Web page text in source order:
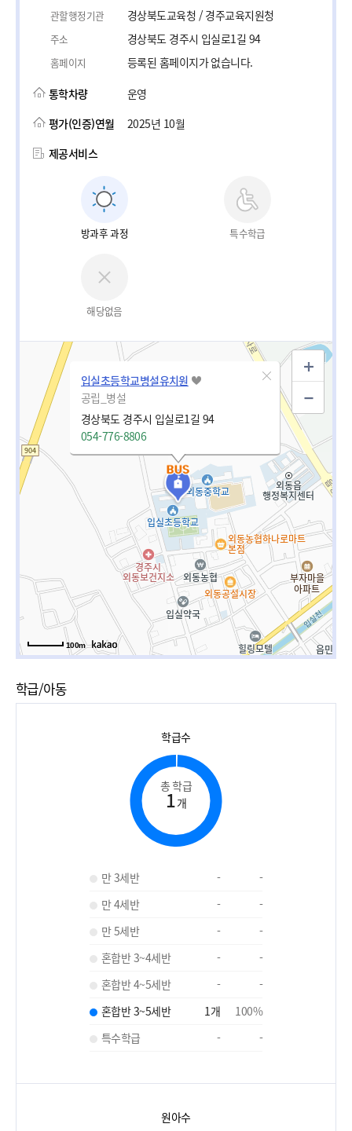
관할행정기관 경상북도교육청 / 경주교육지원청
주소 경상북도 경주시 입실로1길 94
홈페이지
등록된 홈페이지가 없습니다.
통학차량
운영
평가(인증)연월
2025년 10월
제공서비스
방과후 과정 특수학급
해당없음
입실초등학교병설유치원
공립_병설
경상북도 경주시 입실로1길 94
054-776-8806
100m
학급/아동
학급수
총 학급
1개
만 3세반 -
-
만 4세반
-
-
만 5세반
-
-
혼합반 3~4세반
-
-
혼합반 4~5세반
-
-
혼합반 3~5세반
1개 100%
특수학급
- -
원아수